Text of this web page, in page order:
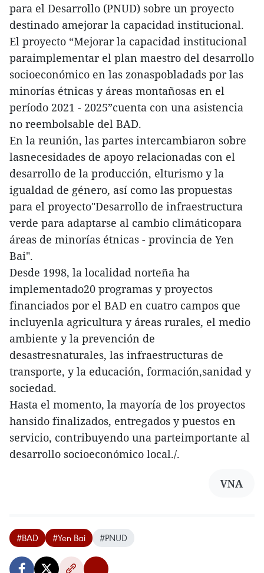
para el Desarrollo (PNUD) sobre un proyecto
destinado amejorar la capacidad institucional.
El proyecto “Mejorar la capacidad institucional
paraimplementar el plan maestro del desarrollo
socioeconómico en las zonaspobladads por las
minorías étnicas y áreas montañosas en el
período 2021 - 2025”cuenta con una asistencia
no reembolsable del BAD.
En la reunión, las partes intercambiaron sobre
lasnecesidades de apoyo relacionadas con el
desarrollo de la producción, elturismo y la
igualdad de género, así como las propuestas
para el proyecto"Desarrollo de infraestructura
verde para adaptarse al cambio climáticopara
áreas de minorías étnicas - provincia de Yen
Bai".
Desde 1998, la localidad norteña ha
implementado20 programas y proyectos
financiados por el BAD en cuatro campos que
incluyenla agricultura y áreas rurales, el medio
ambiente y la prevención de
desastresnaturales, las infraestructuras de
transporte, y la educación, formación,sanidad y
sociedad.
Hasta el momento, la mayoría de los proyectos
hansido finalizados, entregados y puestos en
servicio, contribuyendo una parteimportante al
desarrollo socioeconómico local./.
VNA
#BAD #Yen Bai #PNUD